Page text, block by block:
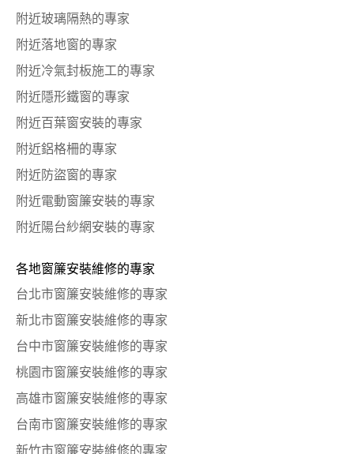
附近玻璃隔熱的專家
附近落地窗的專家
附近冷氣封板施工的專家
附近隱形鐵窗的專家
附近百葉窗安裝的專家
附近鋁格柵的專家
附近防盜窗的專家
附近電動窗簾安裝的專家
附近陽台紗網安裝的專家
各地窗簾安裝維修的專家
台北市窗簾安裝維修的專家
新北市窗簾安裝維修的專家
台中市窗簾安裝維修的專家
桃園市窗簾安裝維修的專家
高雄市窗簾安裝維修的專家
台南市窗簾安裝維修的專家
新竹市窗簾安裝維修的專家